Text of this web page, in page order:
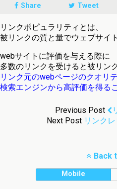
Share Tweet
リンクポピュラリティとは、
被リンクの質と量でウェブサイ
webサイトに評価を与える際に
多数のリンクを受けると被リン
リンク元のwebページのクオリ
検索エンジンから高評価を得る
Previous Post
Next Post リンク
Back
Mobile